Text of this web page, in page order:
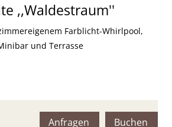
,,Waldestraum''
Farblicht-Whirlpool,
und Terrasse
Buchen
Anfragen